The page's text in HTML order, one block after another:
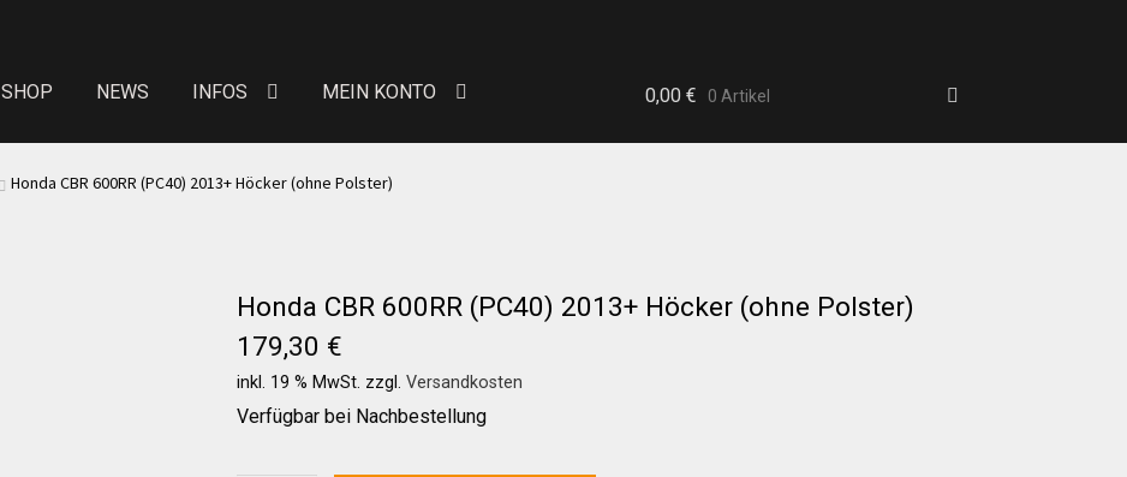
SHOP NEWS INFOS MEIN KONTO
Echtheit von Bewertungen News
Warenkorb
Allgemeine Geschäftsbedingungen
0,00 € 0 Artikel
Honda CBR 600RR (PC40) 2013+ Höcker (ohne Polster)
Honda CBR 600RR (PC40) 2013+ Höcker (ohne Polster)
179,30 €
inkl. 19 % MwSt. zzgl. Versandkosten
Verfügbar bei Nachbestellung